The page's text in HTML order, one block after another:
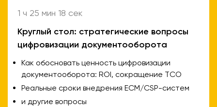
1 ч 25 мин 18 сек
Круглый стол: стратегические вопросы
цифровизации документооборота
Как обосновать ценность цифровизации
документооборота: ROI, сокращение ТCO
Реальные сроки внедрения ECM/CSP-систем
и другие вопросы